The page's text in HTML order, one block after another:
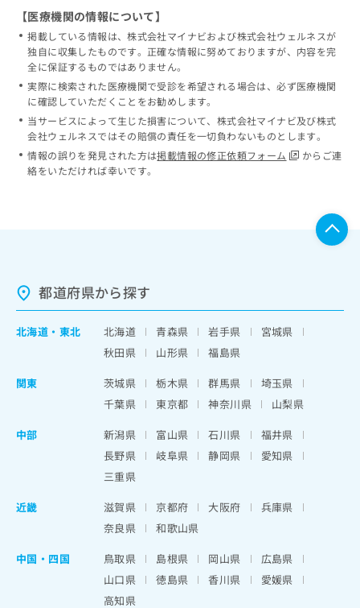
【医療機関の情報について】
掲載している情報は、株式会社マイナビおよび株式会社ウェルネスが
独自に収集したものです。正確な情報に努めておりますが、内容を完
全に保証するものではありません。
実際に検索された医療機関で受診を希望される場合は、必ず医療機関
に確認していただくことをお勧めします。
当サービスによって生じた損害について、株式会社マイナビ及び株式
会社ウェルネスではその賠償の責任を一切負わないものとします。
情報の誤りを発見された方は掲載情報の修正依頼フォーム
からご連
絡をいただければ幸いです。
都道府県から探す
北海道 ・ 東北 北海道 青森県 岩手県
宮城県
秋田県
山形県
福島県
関東
茨城県 栃木県 群馬県
埼玉県
千葉県
東京都 神奈川県
山梨県
中部
新潟県 富山県 石川県
福井県
長野県
岐阜県 静岡県
愛知県
三重県
近畿
滋賀県 京都府 大阪府
兵庫県
奈良県
和歌山県
中国・四国
鳥取県 島根県 岡山県
広島県
山口県
徳島県 香川県
愛媛県
高知県